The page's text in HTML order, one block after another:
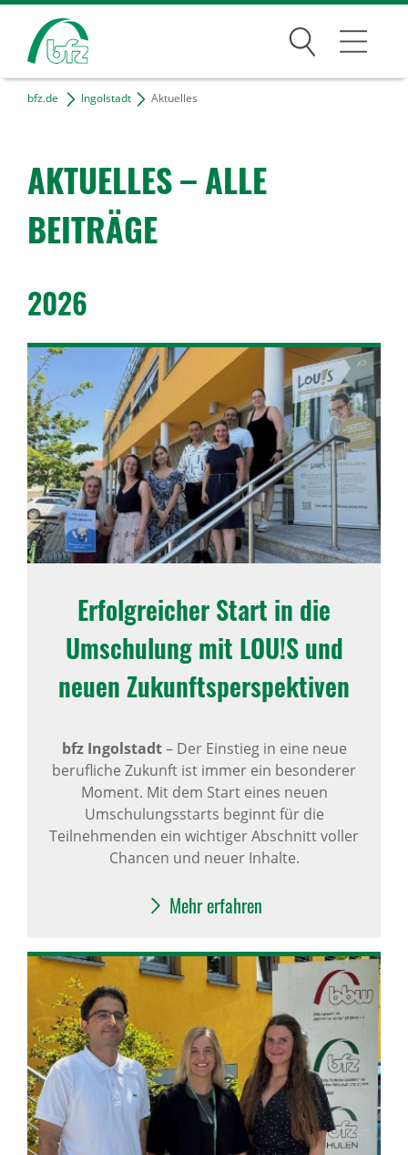
Suchen
Ingolstadt
Unser Team
Kontakt & Anfahrt
Projekte
Bildungsangebote
Für Unternehmen
Karriere
Über uns
Standorte
News Archiv
bfz.de Ingolstadt Aktuelles
AKTU­ELLES – ALLE
BEITRÄGE
2026
Erfolg­rei­cher Start in die
Umschu­lung mit LOU!S und
neuen Zukunfts­per­spek­tiven
bfz Ingolstadt–Der Einstieg in eine neue
berufliche Zukunft ist immer ein besonderer
Moment. Mit dem Start eines neuen
Umschulungsstarts beginnt für die
Teilnehmenden ein wichtiger Abschnitt voller
Chancen und neuer Inhalte.
Mehr erfahren